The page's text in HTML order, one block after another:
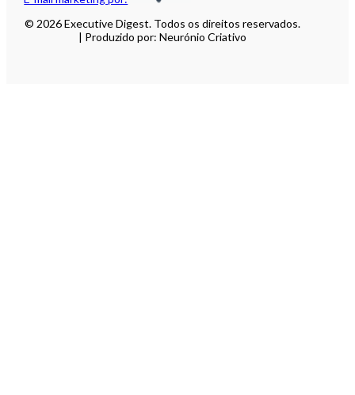
© 2026 Executive Digest. Todos os direitos reservados.
| Produzido por: Neurónio Criativo